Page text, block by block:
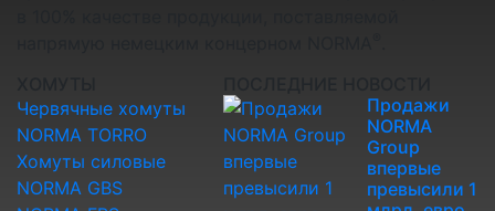
Червячные хомуты
NORMA TORRO
Хомуты силовые
NORMA GBS
Продажи
NORMA
Group
впервые
превысили 1